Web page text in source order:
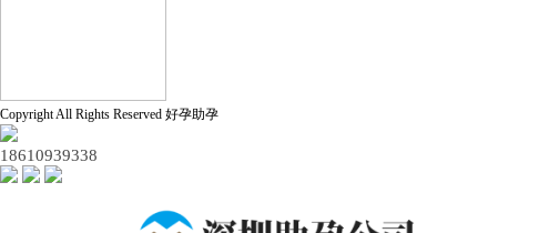
Copyright All Rights Reserved 好孕助孕
18610939338